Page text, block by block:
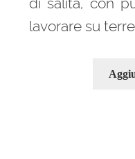
lavorare su